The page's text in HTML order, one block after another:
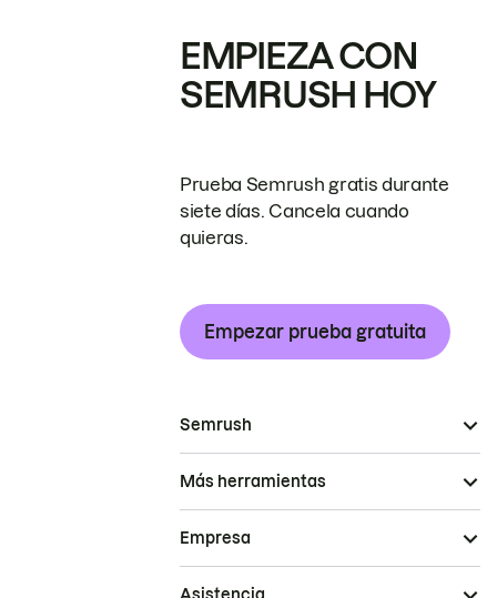
EMPIEZA CON
SEMRUSH HOY
Prueba Semrush gratis durante
siete días. Cancela cuando
quieras.
Empezar prueba gratuita
Semrush
Más herramientas
Empresa